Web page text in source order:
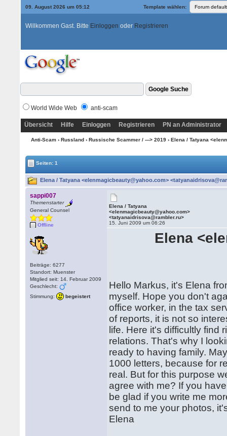
09. August 2026 um 05:12 Template wählen:
Willkommen Gast. Bitte Einloggen oder Registrieren
World Wide Web anti-scam
Übersicht Hilfe Einloggen Registrieren PN an Administrator
Anti-Scam› Russland› Russische Scammer / ---> 2019› Elena / Tatyana
Seiten: 1
Elena / Tatyana <elenmagicbeauty@yahoo.com>
sappi007
Themenstarter
General Counsel
Offline
Beiträge: 6277
Standort: Muenster
Mitglied seit: 14. Februar 2009
Geschlecht:
Stimmung:
begeistert
Elena / Tatyana
<elenmagicbeauty@yahoo.com>
<tatyanaidrisova@rambler.ru>
15. Juni 2009 um 06:26
Elena
Hello Markus, it's Elena
myself. Hope you don't
office worker, in the tax
of reports, it is not so
life. Here it's difficultly find
relations. That's why I
ready to having family.
1000 letters, because for
real. But for this purpose
agree with me? If you
be glad if you write me
send to me your photos,
Elena